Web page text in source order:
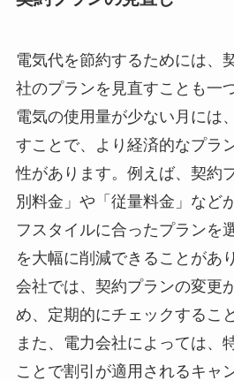
電気代を節約するためには、
社のプランを見直すことも一
電気の使用量が少ない月には
すことで、より経済的なプラ
性があります。例えば、契約
別料金」や「従量料金」など
フスタイルに合ったプランを
を大幅に削減できることがあ
会社では、契約プランの変更
め、定期的にチェックするこ
また、電力会社によっては、
ことで割引が適用されるキャ